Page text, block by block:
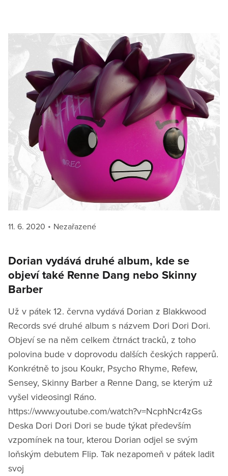
Posted
11. 6. 2020 Categories
Nezařazené
Dorian vydává druhé album, kde se
objeví také Renne Dang nebo Skinny
Barber
Už v pátek 12. června vydává Dorian z Blakkwood
Records své druhé album s názvem Dori Dori Dori.
Objeví se na něm celkem čtrnáct tracků, z toho
polovina bude v doprovodu dalších českých rapperů.
Konkrétně to jsou Koukr, Psycho Rhyme, Refew,
Sensey, Skinny Barber a Renne Dang, se kterým už
vyšel videosingl Ráno.
https://www.youtube.com/watch?v=NcphNcr4zGs
Deska Dori Dori Dori se bude týkat především
vzpomínek na tour, kterou Dorian odjel se svým
loňským debutem Flip. Tak nezapomeň v pátek ladit
svoj